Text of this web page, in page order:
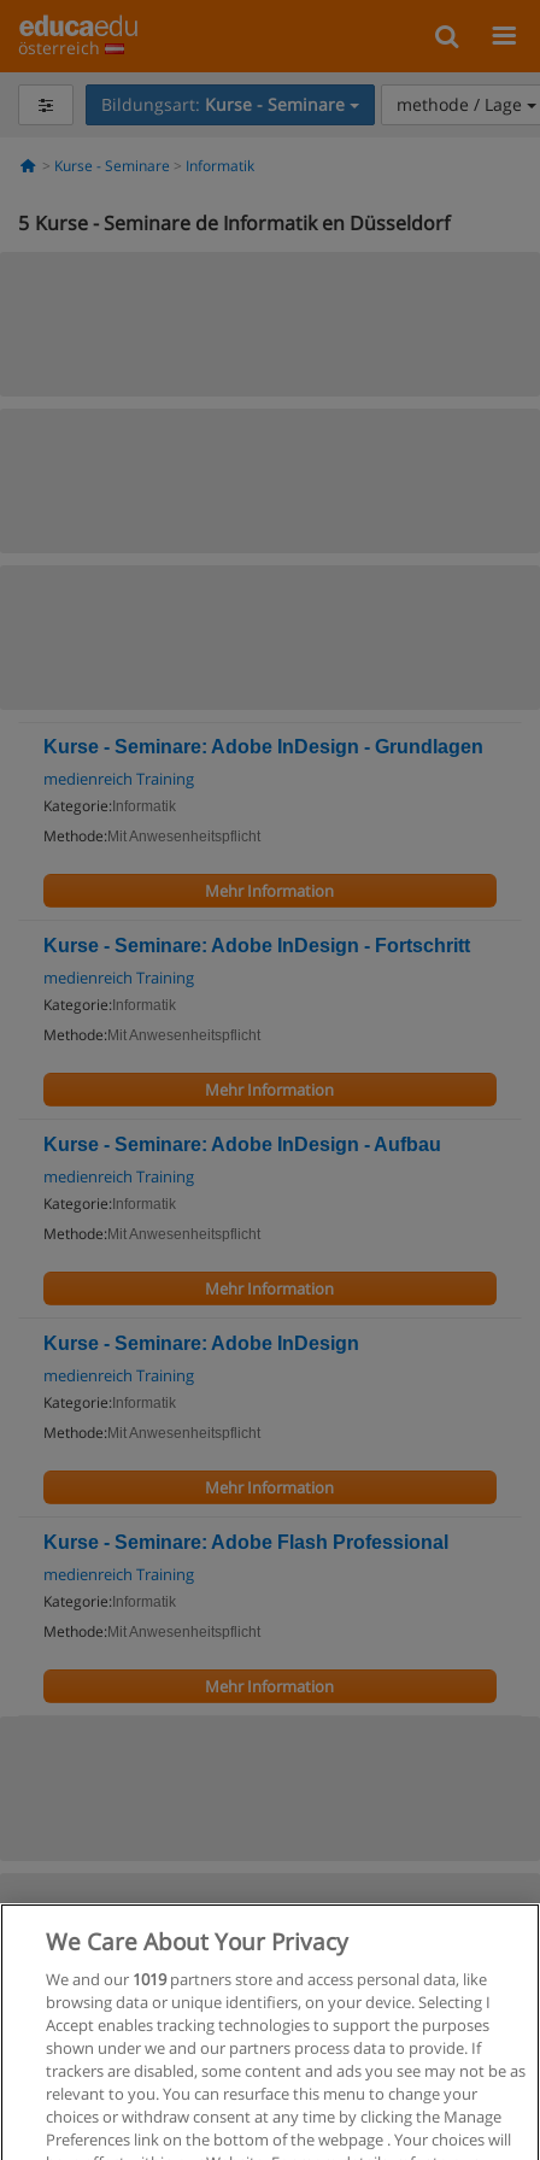
österreich
Bildungsart: Kurse - Seminare methode / Lage
Kurse - Seminare Informatik
5 Kurse - Seminare de Informatik en Düsseldorf
Kurse - Seminare: Adobe InDesign - Grundlagen
medienreich Training
Kategorie: Informatik
Methode: Mit Anwesenheitspflicht
Mehr Information
Kurse - Seminare: Adobe InDesign - Fortschritt
medienreich Training
Kategorie: Informatik
Methode: Mit Anwesenheitspflicht
Mehr Information
Kurse - Seminare: Adobe InDesign - Aufbau
medienreich Training
Kategorie: Informatik
Methode: Mit Anwesenheitspflicht
Mehr Information
Kurse - Seminare: Adobe InDesign
medienreich Training
Kategorie: Informatik
Methode: Mit Anwesenheitspflicht
Mehr Information
Kurse - Seminare: Adobe Flash Professional
medienreich Training
Kategorie: Informatik
Methode: Mit Anwesenheitspflicht
Mehr Information
We Care About Your Privacy
We and our 1019partners store and access personal data, like
browsing data or unique identifiers, on your device. Selecting I
Accept enables tracking technologies to support the purposes
shown under we and our partners process data to provide. If
trackers are disabled, some content and ads you see may not be as
relevant to you. You can resurface this menu to change your
choices or withdraw consent at any time by clicking the Manage
Preferences link on the bottom of the webpage . Your choices will